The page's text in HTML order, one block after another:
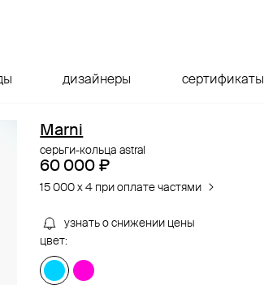
дизайнеры сертификаты
Marni
серьги-кольца astral
60 000 ₽
15 000 x 4 при оплате частями
узнать о снижении цены
цвет: